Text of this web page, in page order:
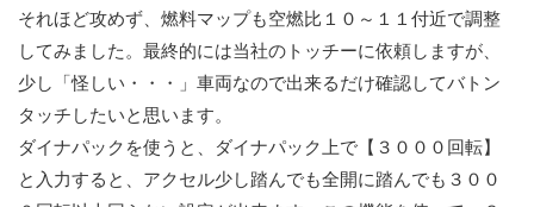
それほど攻めず、燃料マップも空燃比１０～１１付近で調整
してみました。最終的には当社のトッチーに依頼しますが、
少し「怪しい・・・」車両なので出来るだけ確認してバトン
タッチしたいと思います。
ダイナパックを使うと、ダイナパック上で【３０００回転】
と入力すると、アクセル少し踏んでも全開に踏んでも３００